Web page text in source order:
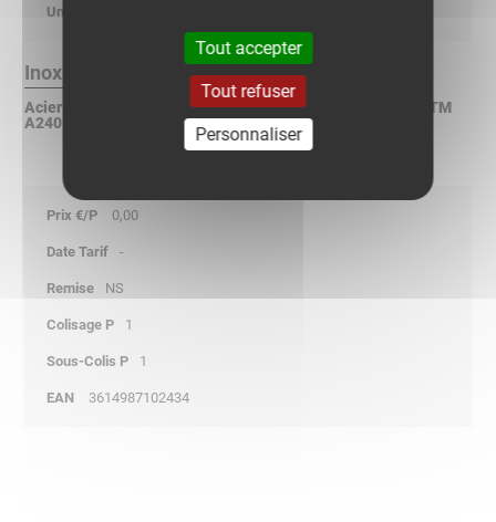
Inox 304L Finition :
Acier inoxydable X2CrNi 18-9 suivant NF EN 10088-2 / ASTM
A240 / DIN 17440
0,00
-
NS
1
1
3614987102434
Tout accepter
Tout refuser
Personnaliser